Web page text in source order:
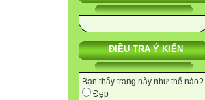
ĐIỀU TRA Ý KIẾN
Bạn thấy trang này như thế nào?
Đẹp